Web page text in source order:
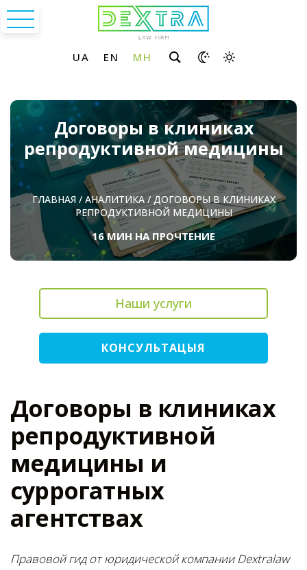
Договоры в клиниках
репродуктивной медицины
ГЛАВНАЯ/ АНАЛИТИКА/ДОГОВОРЫ В КЛИНИКАХ
РЕПРОДУКТИВНОЙ МЕДИЦИНЫ
16 МИН НА ПРОЧТЕНИЕ
Наши услуги
КОНСУЛЬТАЦЫЯ
Договоры в клиниках
репродуктивной
медицины и
суррогатных
агентствах
Правовой гид от юридической компании Dextralaw